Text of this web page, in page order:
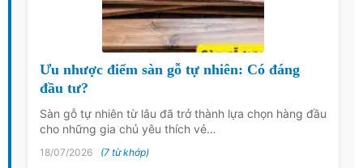
Ưu nhược điểm sàn gỗ tự nhiên: Có đáng
đầu tư?
Sàn gỗ tự nhiên từ lâu đã trở thành lựa chọn hàng đầu
cho những gia chủ yêu thích vẻ…
18/07/2026 (7 từ khớp)